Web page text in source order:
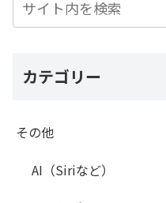
カテゴリー
その他
AI（Siriなど）